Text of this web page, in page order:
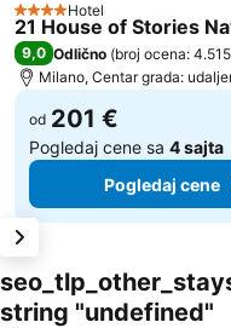
4 Zvezdice
Hotel
21 House of Stories
9,0 Odlično (broj ocena: 4.515
Milano, Centar grada:
od 201 €
Pogledaj cene sa 4 sajta
Pogledaj cene
string "undefined"